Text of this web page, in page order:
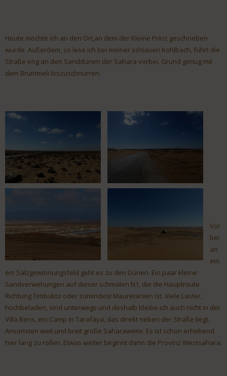
Heute möchte ich an den Ort,an dem der Kleine Prinz geschrieben
wurde. Außerdem, so lese ich bei meiner schlauen Kohlbach, führt die
Straße eng an den Sanddünen der Sahara vorbei. Grund genug mit
dem Brummeli loszuschnurren.
Vor
bei
an
ein
em Salzgewinnungsfeld geht es zu den Dünen. Ein paar kleine
Sandverwehungen auf dieser schmalen N1, die die Hauptroute
Richtung Timbukto oder zumindest Mauretanien ist. Viele Laster,
hochbeladen, sind unterwegs und deshalb bleibe ich auch nicht in der
Villa Bens, ein Camp in Tarafaya, das direkt neben der Straße liegt.
Ansonsten weit und breit große Saharaweite. Es ist schon erhebend
hier lang zu rollen. Etwas weiter beginnt dann die Provinz Westsahara.